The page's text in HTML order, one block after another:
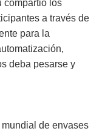
compartió los
a través de
para la
deba pesarse y
de envases